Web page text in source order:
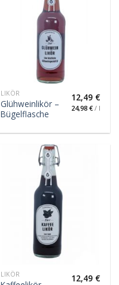
LIKÖR
Glühweinlikör –
Bügelflasche
12,49 €
24,98 €/ l
LIKÖR 12,49 €